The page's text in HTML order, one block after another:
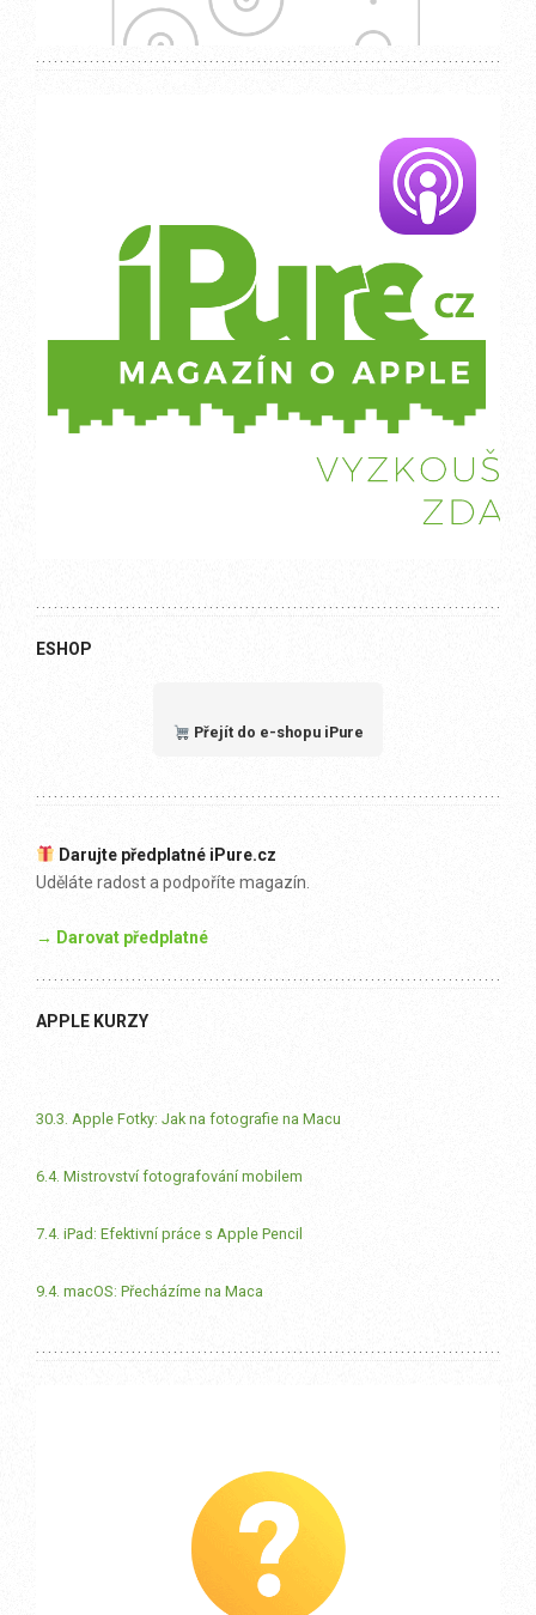
ESHOP
Přejít do e-shopu iPure
Darujte předplatné iPure.cz
Uděláte radost a podpoříte magazín.
→ Darovat předplatné
APPLE KURZY
30.3. Apple Fotky: Jak na fotografie na Macu
6.4. Mistrovství fotografování mobilem
7.4. iPad: Efektivní práce s Apple Pencil
9.4. macOS: Přecházíme na Maca